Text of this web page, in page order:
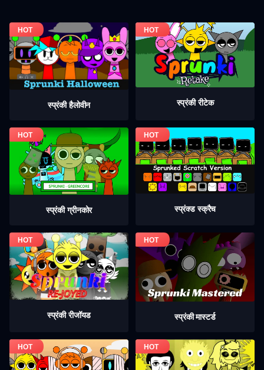
स्प्रंकी हैलोवीन स्प्रंकी रीटेक
स्प्रंकी ग्रीनकोर स्प्रंक्ड स्क्रैच
स्प्रंकी रीजॉयड स्प्रंकी मास्टर्ड